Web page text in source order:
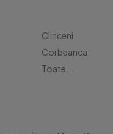
Clinceni
Corbeanca
Toate...